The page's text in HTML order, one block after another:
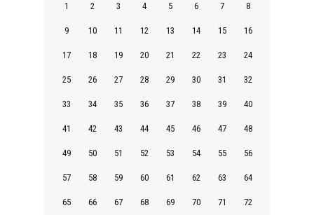
1 2 3 4 5 6 7 8
9 10 11 12 13 14 15 16
17 18 19 20 21 22 23 24
25 26 27 28 29 30 31 32
33 34 35 36 37 38 39 40
41 42 43 44 45 46 47 48
49 50 51 52 53 54 55 56
57 58 59 60 61 62 63 64
65 66 67 68 69 70 71 72